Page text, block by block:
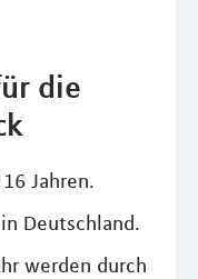
die
Jahren.
Deutschland.
werden durch